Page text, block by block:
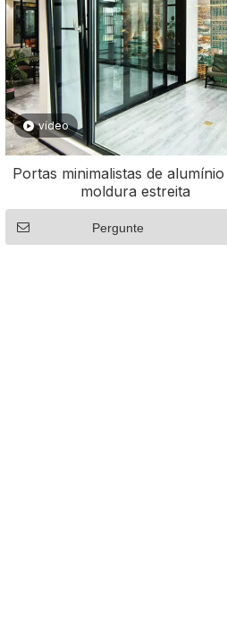
vídeo
Portas minimalistas de
moldura estreita
Pergunte